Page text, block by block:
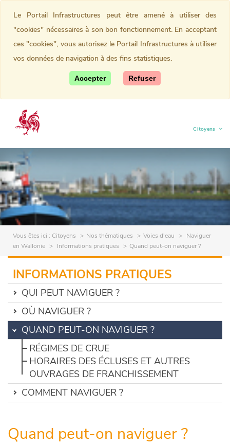
Citoyens
(current)
Vous êtes ici : Citoyens Nos thématiques Voies d'eau
Naviguer
en Wallonie
Informations pratiques Quand peut-on naviguer ?
INFORMATIONS PRATIQUES
QUI PEUT NAVIGUER ?
OÙ NAVIGUER ?
QUAND PEUT-ON NAVIGUER ?
RÉGIMES DE CRUE
HORAIRES DES ÉCLUSES ET AUTRES
OUVRAGES DE FRANCHISSEMENT
COMMENT NAVIGUER ?
Quand peut-on naviguer ?
Le Portail Infrastructures peut être amené à utiliser des
"cookies" nécessaires à son bon fonctionnement. En acceptant
ces "cookies", vous autorisez le Portail Infrastructures à utiliser
vos données de navigation à des fins statistiques.
Accepter Refuser